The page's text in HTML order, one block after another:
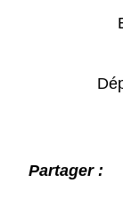
Partager :